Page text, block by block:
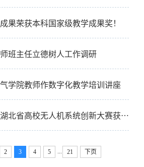
果荣获本科国家级教学成果奖！
班主任立德树人工作调研
学院教师作数字化教学培训讲座
电工基地在首届湖北省高校无人机系统创新大赛获佳绩
2 3 4 5 21 下页